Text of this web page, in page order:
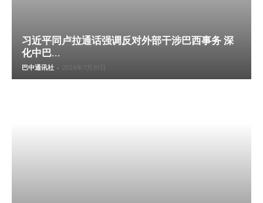
习近平同卢拉通话强调反对外部干涉巴西事务 深
化中巴...
巴中通讯社 - 2026年7月30日